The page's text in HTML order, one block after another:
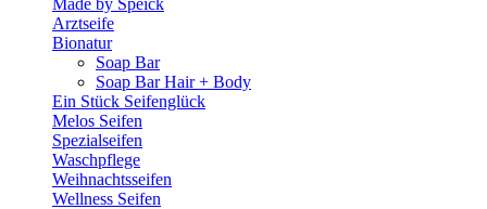
Arztseife
Bionatur
Soap Bar
Soap Bar Hair + Body
Ein Stück Seifenglück
Melos Seifen
Spezialseifen
Waschpflege
Weihnachtsseifen
Wellness Seifen